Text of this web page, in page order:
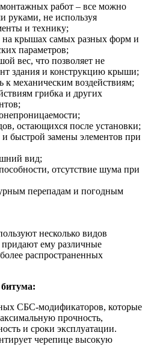
работ – все можно
руками, не используя
и технику;
на крышах самых разных форм и
параметров;
вес, что позволяет не
здания и конструкцию крыши;
к механическим воздействиям;
грибка и других
остающихся после установки;
быстрой замены элементов при
вид;
отсутствие шума при
перепадам и погодным
несколько видов
ему различные
распространенных
СБС-модификаторов, которые
прочность,
и сроки эксплуатации.
черепице высокую